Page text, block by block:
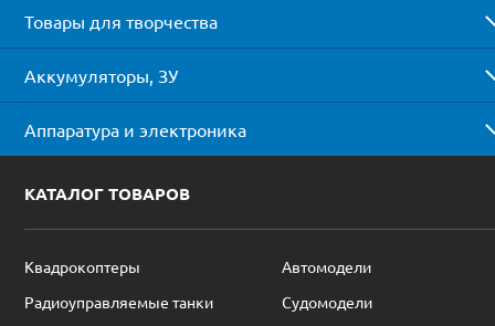
Товары для творчества
Аккумуляторы, ЗУ
Аппаратура и электроника
КАТАЛОГ ТОВАРОВ
Квадрокоптеры
Автомодели
Радиоуправляемые танки
Судомодели